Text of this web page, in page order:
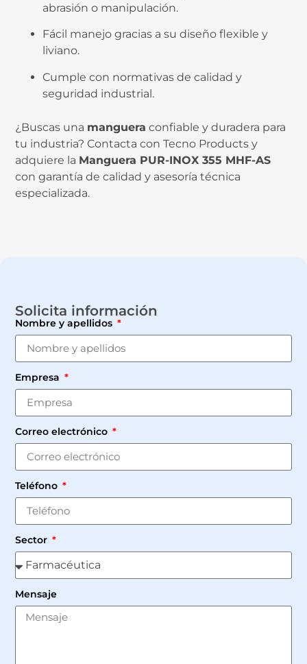
abrasión o manipulación.
Fácil manejo gracias a su diseño flexible y
liviano.
Cumple con normativas de calidad y
seguridad industrial.
¿Buscas una manguera confiable y duradera para
tu industria? Contacta con Tecno Products y
adquiere la Manguera PUR-INOX 355 MHF-AS
con garantía de calidad y asesoría técnica
especializada.
Solicita información
Nombre y apellidos
Empresa
Correo electrónico
Teléfono
Sector
Mensaje